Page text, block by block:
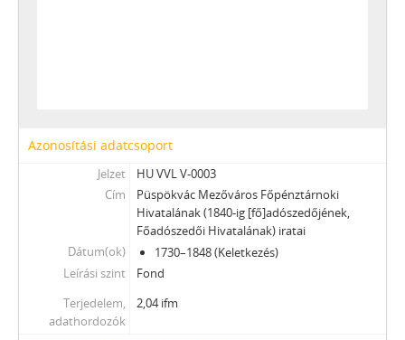
[Fond] 0096 - Vác Város Adóhivatalának iratai, 1873–1950
[Fond] 0098 - Vác város rendőrkapitányának iratai, 1883–1919
[Fond] 0099 - Vác város tiszti főügyészének iratai, 1938–1949
[Fond] 0100 - Vác város tisztiorvosának iratai, 1945–1951
[Fond] 0101 - Vác város állatorvosának iratai, 1944–1951
[Fond] 0102 - Vác Város Végrehajtói Hivatalának iratai, 1932
[Fond] 0104 - Vác város szabályrendeleteinek levéltári gyűjteménye, 1871–1950
Azonosítási adatcsoport
Jelzet
HU VVL V-0003
Cím
Püspökvác Mezőváros Főpénztárnoki
Hivatalának (1840-ig [fő]adószedőjének,
Főadószedői Hivatalának) iratai
Dátum(ok)
1730–1848 (Keletkezés)
Leírási szint
Fond
Terjedelem,
adathordozók
2,04 ifm